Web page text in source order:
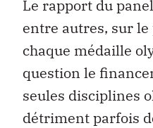
Le rapport du
entre autres, sur
chaque médaille
question le
seules disciplines
détriment parfois